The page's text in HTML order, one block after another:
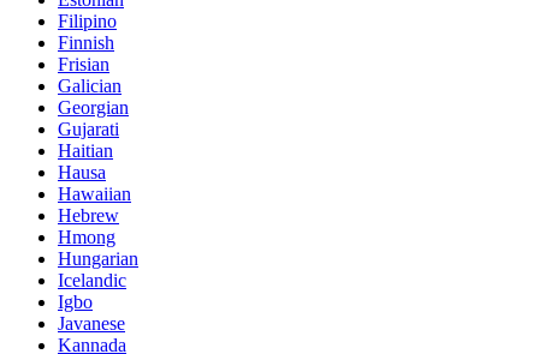
Filipino
Finnish
Frisian
Galician
Georgian
Gujarati
Haitian
Hausa
Hawaiian
Hebrew
Hmong
Hungarian
Icelandic
Igbo
Javanese
Kannada